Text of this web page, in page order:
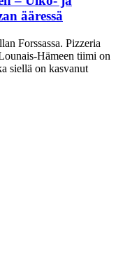
ääressä
Forssassa. Pizzeria
Hämeen tiimi on
siellä on kasvanut